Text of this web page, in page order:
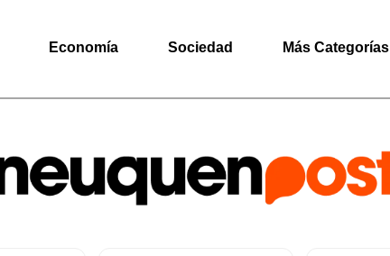
Economía Sociedad Más Categorías